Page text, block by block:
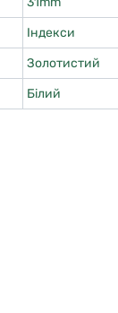
Індекси
Золотистий
Білий